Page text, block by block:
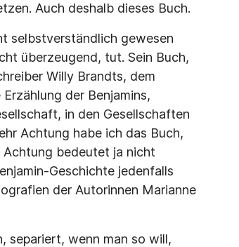
Auch deshalb dieses Buch.
selbstverständlich gewesen
überzeugend, tut. Sein Buch,
Willy Brandts, dem
der Benjamins,
in den Gesellschaften
Achtung habe ich das Buch,
Achtung bedeutet ja nicht
Geschichte jedenfalls
der Autorinnen Marianne
separiert, wenn man so will,